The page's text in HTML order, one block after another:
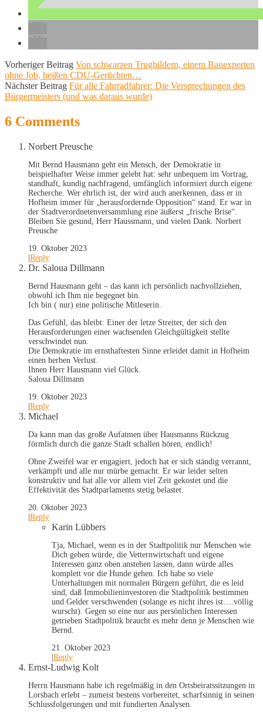
Vorheriger Beitrag Von schwarzen Trugbildern, einem Bauexperten
ohne Job, heißen CDU-Gerüchten…
Nächster Beitrag Für alle Fahrradfahrer: Die Versprechungen des
Bürgermeisters (und was daraus wurde)
6 Comments
Norbert Preusche
Mit Bernd Hausmann geht ein Mensch, der Demokratie in
beispielhafter Weise immer gelebt hat: sehr unbequem im Vortrag,
standhaft, kundig nachfragend, umfänglich informiert durch eigene
Recherche. Wer ehrlich ist, der wird auch anerkennen, dass er in
Hofheim immer für „herausfordernde Opposition“ stand. Er war in
der Stadtverordnetenversammlung eine äußerst „frische Brise“.
Bleiben Sie gesund, Herr Haussmann, und vielen Dank. Norbert
Preusche
19. Oktober 2023
Reply
Dr. Saloua Dillmann
Bernd Hausmann geht – das kann ich persönlich nachvollziehen,
obwohl ich Ihm nie begegnet bin.
Ich bin ( nur) eine politische Mitleserin.
Das Gefühl, das bleibt: Einer der letze Streiter, der sich den
Herausforderungen einer wachsenden Gleichgültigkeit stellte
verschwindet nun.
Die Demokratie im ernsthaftesten Sinne erleidet damit in Hofheim
einen herben Verlust.
Ihnen Herr Hausmann viel Glück.
Saloua Dillmann
19. Oktober 2023
Reply
Michael
Da kann man das große Aufatmen über Hausmanns Rückzug
förmlich durch die ganze Stadt schallen hören, endlich!
Ohne Zweifel war er engagiert, jedoch hat er sich ständig verrannt,
verkämpft und alle nur mürbe gemacht. Er war leider selten
konstruktiv und hat alle vor allem viel Zeit gekostet und die
Effektivität des Stadtparlaments stetig belastet.
20. Oktober 2023
Reply
Karin Lübbers
Tja, Michael, wenn es in der Stadtpolitik nur Menschen wie
Dich geben würde, die Vetternwirtschaft und eigene
Interessen ganz oben anstehen lassen, dann würde alles
komplett vor die Hunde gehen. Ich habe so viele
Unterhaltungen mit normalen Bürgern geführt, die es leid
sind, daß Immobilieninvestoren die Stadtpolitik bestimmen
und Gelder verschwenden (solange es nicht ihres ist….völlig
wurscht). Gegen so eine nur aus persönlichen Interessen
getrieben Stadtpolitik braucht es mehr denn je Menschen wie
Bernd.
21. Oktober 2023
Reply
Ernst-Ludwig Kolt
Herrn Hausmann habe ich regelmäßig in den Ortsbeiratssitzungen in
Lorsbach erlebt – zumeist bestens vorbereitet, scharfsinnig in seinen
Schlussfolgerungen und mit fundierten Analysen.